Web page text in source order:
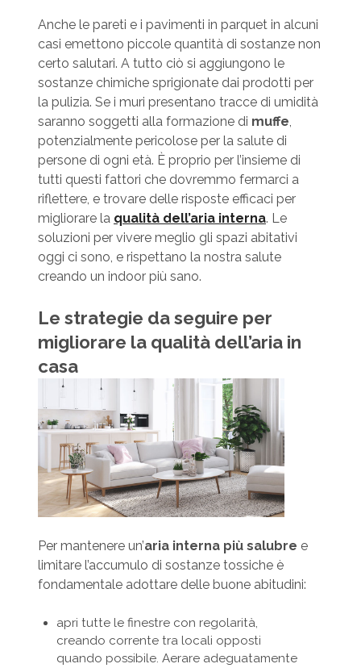
Anche le pareti e i pavimenti in parquet in alcuni
casi emettono piccole quantità di sostanze non
certo salutari. A tutto ciò si aggiungono le
sostanze chimiche sprigionate dai prodotti per
la pulizia. Se i muri presentano tracce di umidità
saranno soggetti alla formazione di muffe,
potenzialmente pericolose per la salute di
persone di ogni età. È proprio per l’insieme di
tutti questi fattori che dovremmo fermarci a
riflettere, e trovare delle risposte efficaci per
migliorare la qualità dell’aria interna. Le
soluzioni per vivere meglio gli spazi abitativi
oggi ci sono, e rispettano la nostra salute
creando un indoor più sano.
Le strategie da seguire per
migliorare la qualità dell’aria in
casa
Per mantenere un’aria interna più salubre e
limitare l’accumulo di sostanze tossiche è
fondamentale adottare delle buone abitudini:
apri tutte le finestre con regolarità,
creando corrente tra locali opposti
quando possibile. Aerare adeguatamente